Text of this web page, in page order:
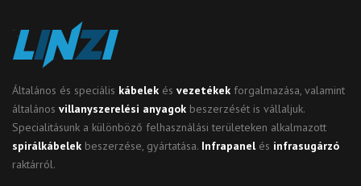
Általános és speciális kábelek és vezetékek forgalmazása, valamint
általános villanyszerelési anyagok beszerzését is vállaljuk.
Specialitásunk a különböző felhasználási területeken alkalmazott
spirálkábelek beszerzése, gyártatása. Infrapanel és infrasugárzó
raktárról.